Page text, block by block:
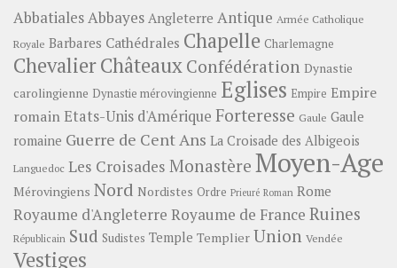
Abbatiales Abbayes Angleterre Antique Armée Catholique
Royale Barbares Cathédrales Chapelle Charlemagne
ChevalierChâteauxConfédération Dynastie
carolingienne Dynastie mérovingienne Eglises Empire Empire
romainEtats-Unis d'Amérique Forteresse Gaule Gaule
romaine Guerre de Cent Ans La Croisade des Albigeois
Languedoc Les Croisades Monastère Moyen-Age
Mérovingiens Nord Nordistes Ordre Prieuré Roman Rome
Royaume d'Angleterre Royaume de France Ruines
Républicain Sud Sudistes Temple Templier Union Vendée
Vestiges